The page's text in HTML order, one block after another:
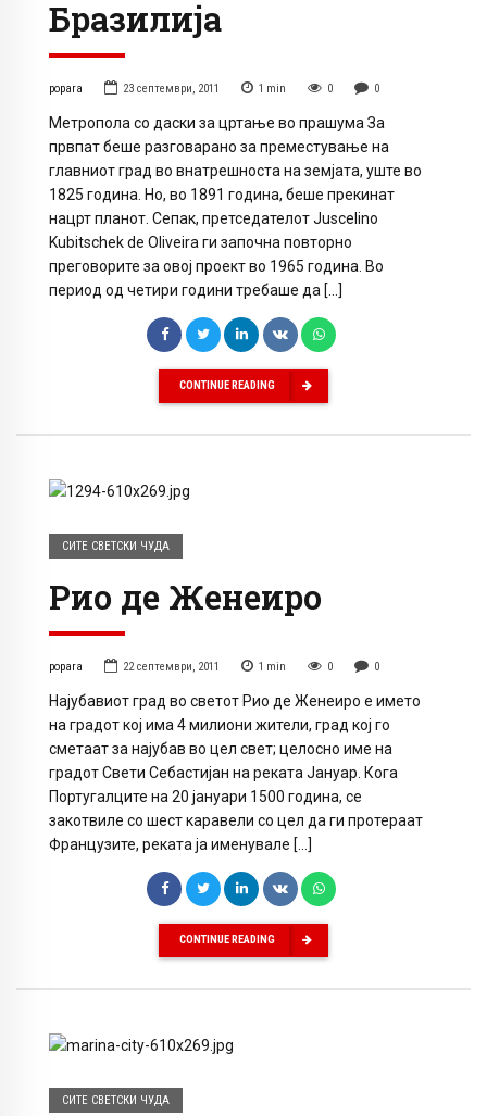
Бразилија
popara 23 септември, 2011 1 min 0 0
Метропола со даски за цртање во прашума За
првпат беше разговарано за преместување на
главниот град во внатрешноста на земјата, уште во
1825 година. Но, во 1891 година, беше прекинат
нацрт планот. Сепак, претседателот Juscelino
Kubitschek de Oliveira ги започна повторно
преговорите за овој проект во 1965 година. Во
период од четири години требаше да […]
CONTINUE READING
СИТЕ СВЕТСКИ ЧУДА
Рио де Женеиро
popara 22 септември, 2011 1 min 0 0
Најубавиот град во светот Рио де Женеиро е името
на градот кој има 4 милиони жители, град кој го
сметаат за најубав во цел свет; целосно име на
градот Свети Себастијан на реката Јануар. Кога
Португалците на 20 јануари 1500 година, се
закотвиле со шест каравели со цел да ги протераат
Французите, реката ја именувале […]
CONTINUE READING
СИТЕ СВЕТСКИ ЧУДА